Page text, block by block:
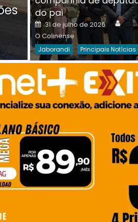
on
30 de julho de 2026 O
Destaques Da Semana
do pai
Posted
on
31 de julho de 2026
O Colinense
Jaborandi Principais Notícias